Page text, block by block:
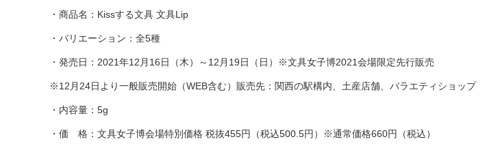
・商品名：Kissする文具 文具Lip
・バリエーション：全5種
・発売日：2021年12月16日（木）～12月19日（日）※文具女子博2021会場限定先行販売
※12月24日より一般販売開始（WEB含む）販売先：関西の駅構内、土産店舗、バラエティショップ
・内容量：5g
・価 格：文具女子博会場特別価格 税抜455円（税込500.5円）※通常価格660円（税込）